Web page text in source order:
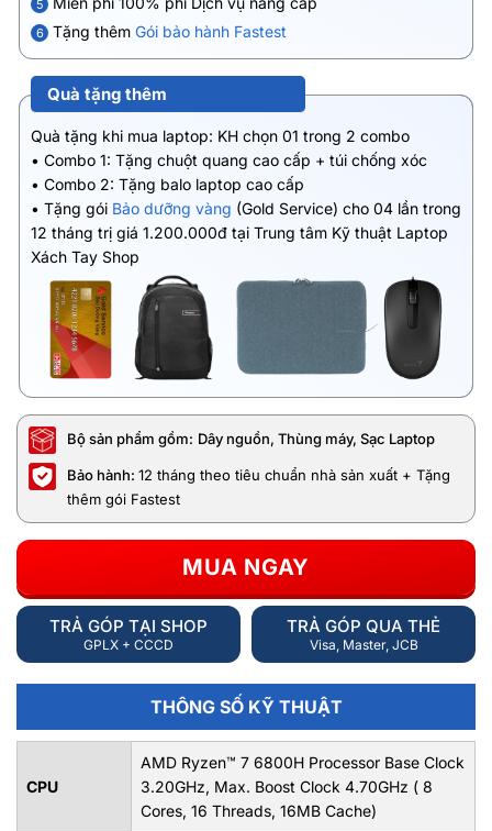
5
6 Tặng thêm Gói bảo hành Fastest
Quà tặng thêm
Quà tặng khi mua laptop: KH chọn 01 trong 2 combo
• Combo 1: Tặng chuột quang cao cấp + túi chống xóc
• Combo 2: Tặng balo laptop cao cấp
• Tặng gói Bảo dưỡng vàng (Gold Service) cho 04 lần trong
12 tháng trị giá 1.200.000đ tại Trung tâm Kỹ thuật Laptop
Xách Tay Shop
Bộ sản phẩm gồm: Dây nguồn, Thùng máy, Sạc Laptop
Bảo hành: 12 tháng theo tiêu chuẩn nhà sản xuất + Tặng
thêm gói Fastest
MUA NGAY
TRẢ GÓP TẠI SHOP
GPLX + CCCD
TRẢ GÓP QUA THẺ
Visa, Master, JCB
THÔNG SỐ KỸ THUẬT
CPU
AMD Ryzen™ 7 6800H Processor Base Clock
3.20GHz, Max. Boost Clock 4.70GHz ( 8
Cores, 16 Threads, 16MB Cache)